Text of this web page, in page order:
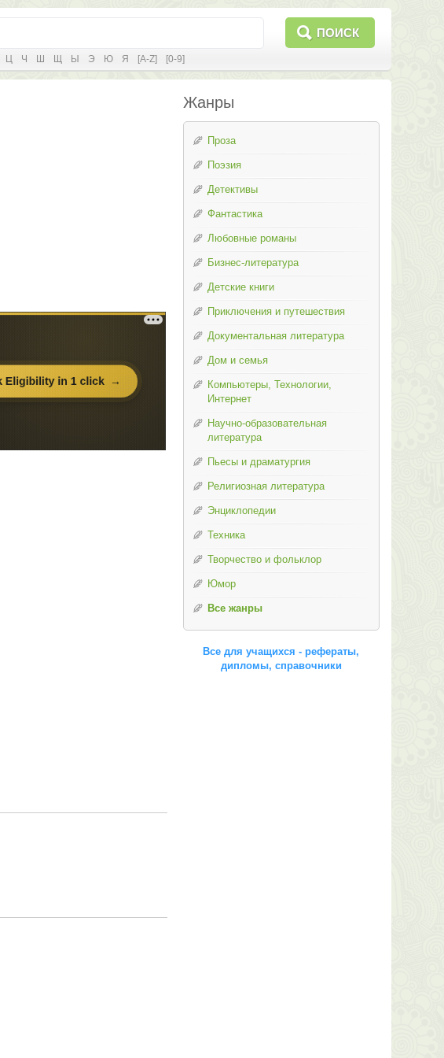
ПОИСК
Ц Ч Ш Щ Ы Э Ю Я [A-Z] [0-9]
Жанры
Проза
Поэзия
Детективы
Фантастика
Любовные романы
Бизнес-литература
Детские книги
Приключения и путешествия
Документальная литература
Дом и семья
Компьютеры, Технологии,
Интернет
Научно-образовательная
литература
Пьесы и драматургия
Религиозная литература
Энциклопедии
Техника
Творчество и фольклор
Юмор
Все жанры
Все для учащихся - рефераты,
дипломы, справочники